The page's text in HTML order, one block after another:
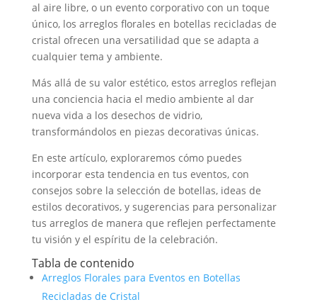
al aire libre, o un evento corporativo con un toque
único, los arreglos florales en botellas recicladas de
cristal ofrecen una versatilidad que se adapta a
cualquier tema y ambiente.
Más allá de su valor estético, estos arreglos reflejan
una conciencia hacia el medio ambiente al dar
nueva vida a los desechos de vidrio,
transformándolos en piezas decorativas únicas.
En este artículo, exploraremos cómo puedes
incorporar esta tendencia en tus eventos, con
consejos sobre la selección de botellas, ideas de
estilos decorativos, y sugerencias para personalizar
tus arreglos de manera que reflejen perfectamente
tu visión y el espíritu de la celebración.
Tabla de contenido
Arreglos Florales para Eventos en Botellas
Recicladas de Cristal